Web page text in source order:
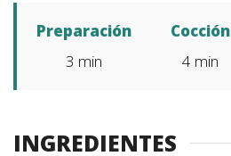
Preparación
3 min
Cocción
4 min
INGREDIENTES